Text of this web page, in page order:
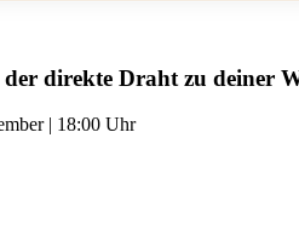
direkte Draht zu deiner
| 18:00 Uhr